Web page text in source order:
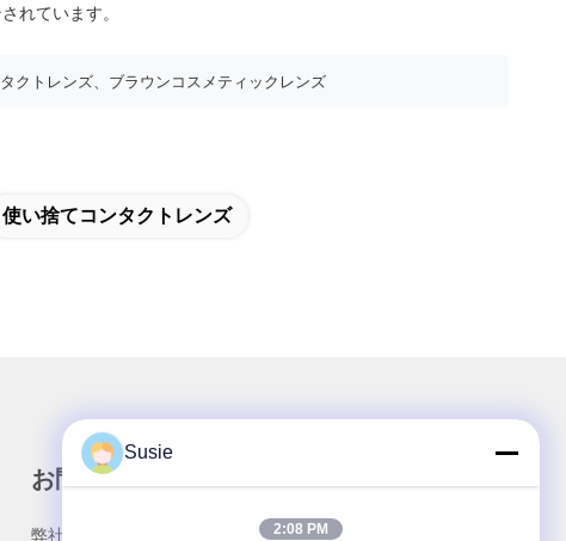
れています。
クトレンズ、ブラウンコスメティックレンズ
使い捨てコンタクトレンズ
お問い合わせ
弊社製品についてのお問い合わせは、こちらで受付しておりま
Susie
2:08 PM